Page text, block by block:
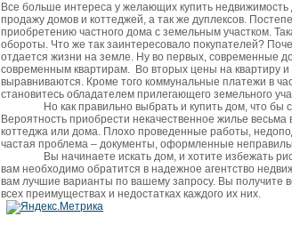
Все больше интереса у желающих купить
продажу домов и коттеджей, а так же дуплексов.
приобретению частного дома с земельным участком.
обороты. Что же так заинтересовало покупателей?
отдается жизни на земле. Ну во первых, современные
современным квартирам. Во вторых цены на квартиру
выравниваются. Кроме того коммунальные платежи в
становитесь обладателем прилегающего земельного
Но как правильно выбрать и купить дом, что
Вероятность приобрести некачественное жилье
коттеджа или дома. Плохо проведенные работы,
частая проблема – документы, оформленные
Вы начинаете искать дом, и хотите избежать
вам необходимо обратится в надежное агентство
вам лучшие варианты по вашему запросу. Вы
всех преимуществах и недостатках каждого их них.